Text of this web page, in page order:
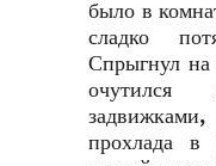
было в
сладко
Спрыгнул
прохлада в